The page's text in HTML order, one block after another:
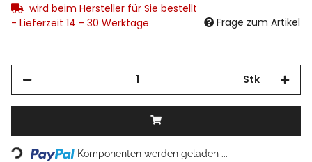
wird beim Hersteller für Sie bestellt
- Lieferzeit 14 - 30 Werktage
Frage zum Artikel
Stk
Loading... Komponenten werden geladen ...